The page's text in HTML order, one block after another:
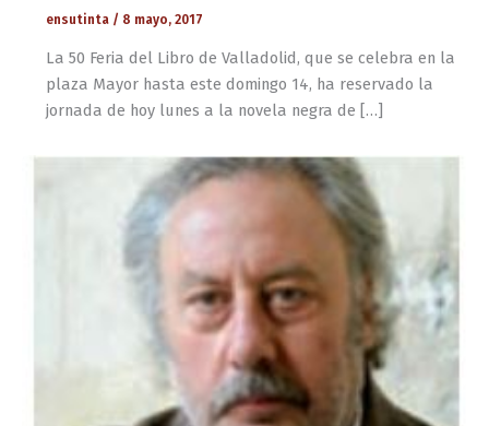
ensutinta / 8 mayo, 2017
La 50 Feria del Libro de Valladolid, que se celebra en la
plaza Mayor hasta este domingo 14, ha reservado la
jornada de hoy lunes a la novela negra de […]